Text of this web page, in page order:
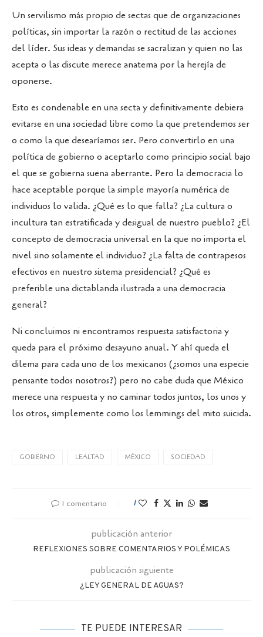
Un servilismo más propio de sectas que de organizaciones
políticas, sin importar la razón o rectitud de las acciones
del líder. Sus ideas y demandas se sacralizan y quien no las
acepta o las discute merece anatema por la herejía de
oponerse.
Esto es condenable en una secta y definitivamente debiera
evitarse en una sociedad libre como la que pretendemos ser
o como la que desearíamos ser. Pero convertirlo en una
política de gobierno o aceptarlo como principio social bajo
el que se gobierna suena aberrante. Pero la democracia lo
hace aceptable porque la simple mayoría numérica de
individuos lo valida. ¿Qué es lo que falla? ¿La cultura o
incultura tan estratificada y desigual de nuestro pueblo? ¿El
concepto de democracia universal en la que no importa el
nivel sino solamente el individuo? ¿La falta de contrapesos
efectivos en nuestro sistema presidencial? ¿Qué es
preferible una dictablanda ilustrada a una democracia
general?
Ni concluimos ni encontramos respuesta satisfactoria y
queda para el próximo desayuno anual. Y ahí queda el
dilema para cada uno de los mexicanos (¿somos una especie
pensante todos nosotros?) pero no cabe duda que México
merece una respuesta y no caminar todos juntos, los unos y
los otros, simplemente como los lemmings del mito suicida.
GOBIERNO LEALTAD MÉXICO SOCIEDAD
1 comentario 1
publicación anterior
REFLEXIONES SOBRE COMENTARIOS Y POLÉMICAS
publicación siguiente
¿LEY GENERAL DE AGUAS?
TE PUEDE INTERESAR